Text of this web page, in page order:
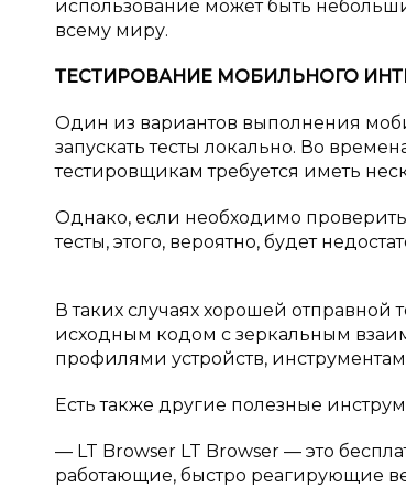
использование может быть
всему миру.
ТЕСТИРОВАНИЕ МОБИЛЬНОГО
Один из вариантов выполнения
запускать тесты локально. Во
тестировщикам требуется иметь
Однако, если необходимо
тесты, этого, вероятно, будет
В таких случаях хорошей отправной
исходным кодом с зеркальным
профилями устройств,
Есть также другие полезные
— LT Browser LT Browser — это
работающие, быстро реагирующие